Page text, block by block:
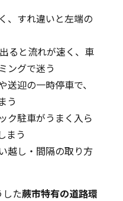
、すれ違いと左端の
ると流れが速く、車
ングで迷う
迎の一時停車で、
う
ク駐車がうまく入ら
まう
越し・間隔の取り方
した蕨市特有の道路環